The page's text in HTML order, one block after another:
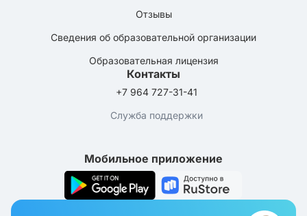
Отзывы
Сведения об образовательной организации
Образовательная лицензия
Контакты
+7 964 727-31-41
Служба поддержки
Мобильное приложение